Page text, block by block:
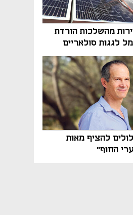
מהשלכות הורדת
לגגות סולאריים
להציף מאות
החוף"